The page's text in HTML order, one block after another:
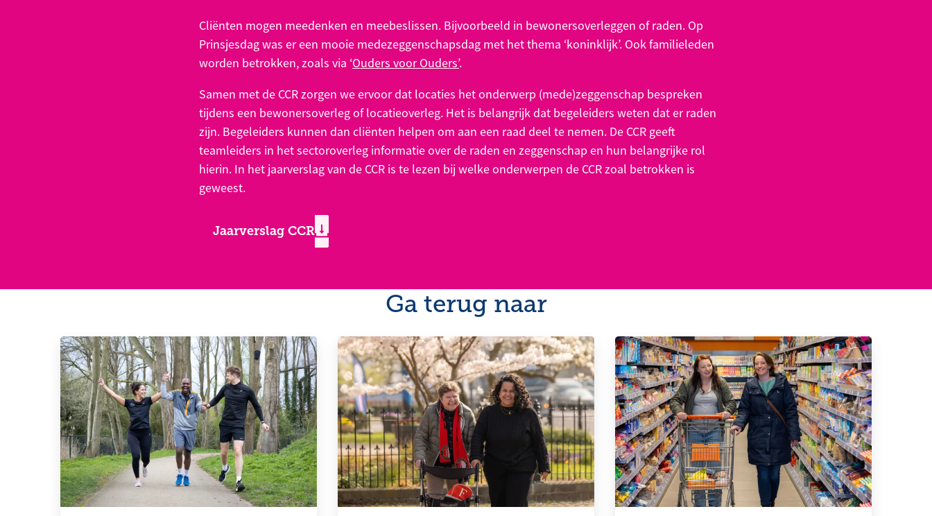
Cliënten mogen meedenken en meebeslissen. Bijvoorbeeld in bewonersoverleggen of raden. Op
Prinsjesdag was er een mooie medezeggenschapsdag met het thema ‘koninklijk’. Ook familieleden
worden betrokken, zoals via ‘Ouders voor Ouders’.
Samen met de CCR zorgen we ervoor dat locaties het onderwerp (mede)zeggenschap bespreken
tijdens een bewonersoverleg of locatieoverleg. Het is belangrijk dat begeleiders weten dat er raden
zijn. Begeleiders kunnen dan cliënten helpen om aan een raad deel te nemen. De CCR geeft
teamleiders in het sectoroverleg informatie over de raden en zeggenschap en hun belangrijke rol
hierin. In het jaarverslag van de CCR is te lezen bij welke onderwerpen de CCR zoal betrokken is
geweest.
Jaarverslag CCR
Ga terug naar